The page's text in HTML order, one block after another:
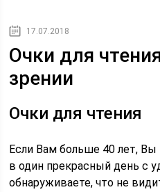
17.07.2018
Очки для
зрении
Очки для чтения
Если Вам больше 40 лет, Вы
в один прекрасный день с
обнаруживаете, что не